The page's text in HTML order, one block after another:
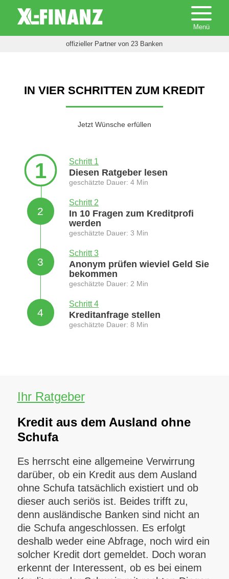
offizieller Partner von 23 Banken
IN VIER SCHRITTEN ZUM KREDIT
Jetzt Wünsche erfüllen
1 Schritt 1
Diesen Ratgeber lesen
geschätzte Dauer: 4 Min
2
Schritt 2
In 10 Fragen zum Kreditprofi
werden
geschätzte Dauer: 3 Min
3
Schritt 3
Anonym prüfen wieviel Geld Sie
bekommen
geschätzte Dauer: 2 Min
4
Schritt 4
Kreditanfrage stellen
geschätzte Dauer: 8 Min
Ihr Ratgeber
Kredit aus dem Ausland ohne
Schufa
Es herrscht eine allgemeine Verwirrung
darüber, ob ein Kredit aus dem Ausland
ohne Schufa tatsächlich existiert und ob
dieser auch seriös ist. Beides trifft zu,
denn ausländische Banken sind nicht an
die Schufa angeschlossen. Es erfolgt
deshalb weder eine Abfrage, noch wird ein
solcher Kredit dort gemeldet. Doch woran
erkennt der Interessent, ob es bei einem